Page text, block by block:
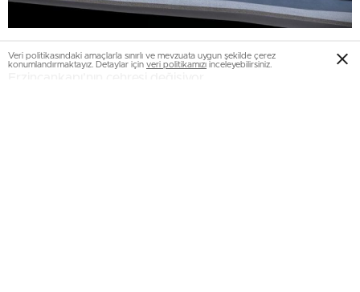
Veri politikasındaki amaçlarla sınırlı ve mevzuata uygun şekilde çerez
konumlandırmaktayız. Detaylar için veri politikamızı inceleyebilirsiniz.